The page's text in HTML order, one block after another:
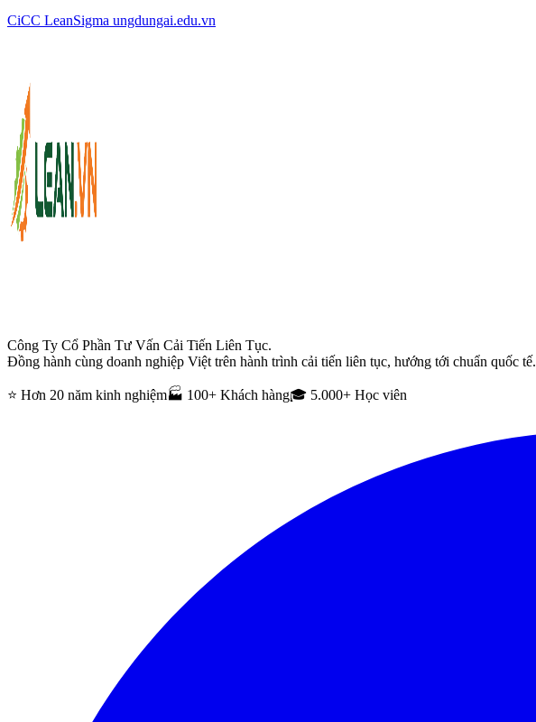
CiCC LeanSigma ungdungai.edu.vn
Công Ty Cổ Phần Tư Vấn Cải Tiến Liên Tục.
Đồng hành cùng doanh nghiệp Việt trên hành trình cải tiến liên tục, hướng tới chuẩn quốc tế.
⭐ Hơn 20 năm kinh nghiệm🏭 100+ Khách hàng🎓 5.000+ Học viên